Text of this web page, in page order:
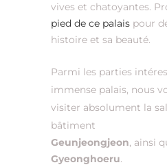
vives et chatoyantes.
pied de ce palais pour
histoire et sa beauté.
Parmi les parties
immense palais, nous
visiter absolument la
bâtiment
Geunjeongjeon, ainsi
Gyeonghoeru.